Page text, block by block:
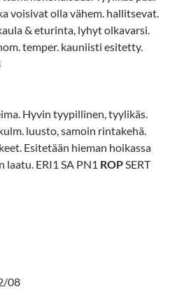
voisivat olla vähem. hallitsevat.
& eturinta, lyhyt olkavarsi.
temper. kauniisti esitetty.
Hyvin tyypillinen, tyylikäs.
luusto, samoin rintakehä.
Esitetään hieman hoikassa
laatu. ERI1 SA PN1 ROPSERT
08